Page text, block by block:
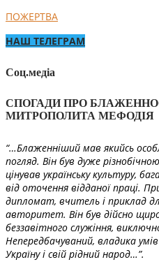
ПОЖЕРТВА
НАШ ТЕЛЕГРАМ
Соц.медіа
СПОГАДИ ПРО
МИТРОПОЛИТА МЕФОДІЯ
“…Блаженніший мав якийсь
погляд. Він був дуже
цінував українську культуру,
від оточення відданої праці.
дипломат, вчитель і приклад
авторитет. Він був дійсно
беззавітного служіння,
Непередбачуваний, владика
Україну і свій рідний народ…”.